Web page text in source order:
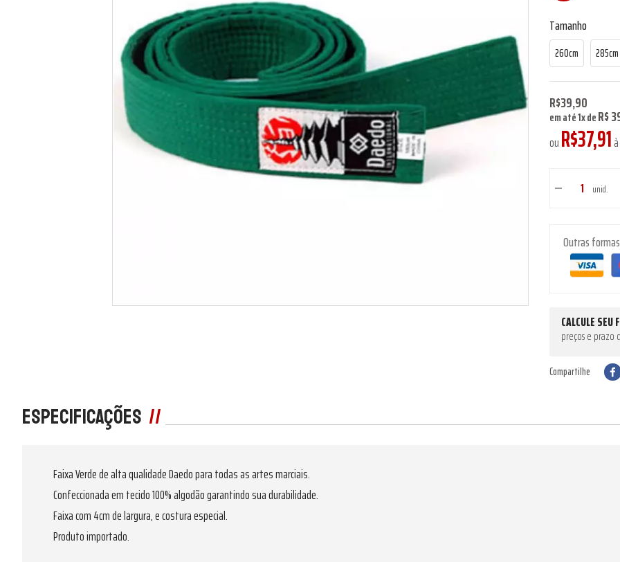
Tamanho
260cm 285cm
R$39,90
em até1xdeR$
ouR$37,91
unid.
Outras
CALCULE SEU
preços e prazo
Compartilhe
Especificações
Faixa Verde de alta qualidade Daedo para todas as artes marciais.
Confeccionada em tecido 100% algodão garantindo sua durabilidade.
Faixa com 4cm de largura, e costura especial.
Produto importado.